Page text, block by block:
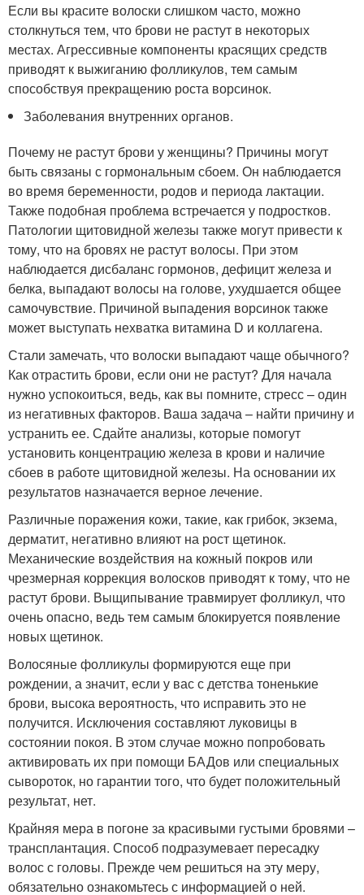
Если вы красите волоски слишком часто, можно
столкнуться тем, что брови не растут в некоторых
местах. Агрессивные компоненты красящих средств
приводят к выжиганию фолликулов, тем самым
способствуя прекращению роста ворсинок.
Заболевания внутренних органов.
Почему не растут брови у женщины? Причины могут
быть связаны с гормональным сбоем. Он наблюдается
во время беременности, родов и периода лактации.
Также подобная проблема встречается у подростков.
Патологии щитовидной железы также могут привести к
тому, что на бровях не растут волосы. При этом
наблюдается дисбаланс гормонов, дефицит железа и
белка, выпадают волосы на голове, ухудшается общее
самочувствие. Причиной выпадения ворсинок также
может выступать нехватка витамина D и коллагена.
Стали замечать, что волоски выпадают чаще обычного?
Как отрастить брови, если они не растут? Для начала
нужно успокоиться, ведь, как вы помните, стресс – один
из негативных факторов. Ваша задача – найти причину и
устранить ее. Сдайте анализы, которые помогут
установить концентрацию железа в крови и наличие
сбоев в работе щитовидной железы. На основании их
результатов назначается верное лечение.
Различные поражения кожи, такие, как грибок, экзема,
дерматит, негативно влияют на рост щетинок.
Механические воздействия на кожный покров или
чрезмерная коррекция волосков приводят к тому, что не
растут брови. Выщипывание травмирует фолликул, что
очень опасно, ведь тем самым блокируется появление
новых щетинок.
Волосяные фолликулы формируются еще при
рождении, а значит, если у вас с детства тоненькие
брови, высока вероятность, что исправить это не
получится. Исключения составляют луковицы в
состоянии покоя. В этом случае можно попробовать
активировать их при помощи БАДов или специальных
сывороток, но гарантии того, что будет положительный
результат, нет.
Крайняя мера в погоне за красивыми густыми бровями –
трансплантация. Способ подразумевает пересадку
волос с головы. Прежде чем решиться на эту меру,
обязательно ознакомьтесь с информацией о ней.